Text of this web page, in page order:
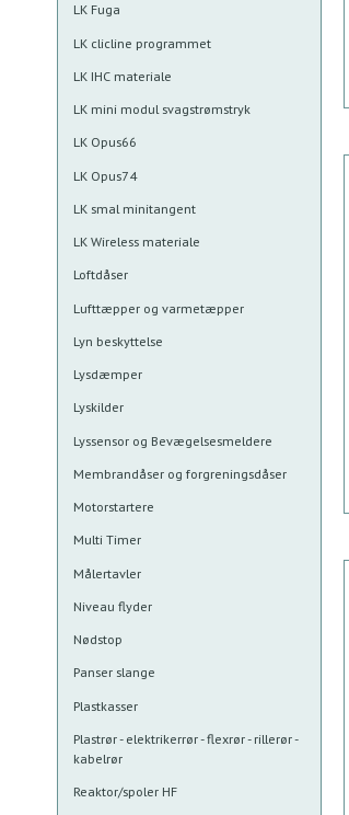
LK Fuga
LK clicline programmet
LK IHC materiale
LK mini modul svagstrømstryk
LK Opus66
LK Opus74
LK smal minitangent
LK Wireless materiale
Loftdåser
Lufttæpper og varmetæpper
Lyn beskyttelse
Lysdæmper
Lyskilder
Lyssensor og Bevægelsesmeldere
Membrandåser og forgreningsdåser
Motorstartere
Multi Timer
Målertavler
Niveau flyder
Nødstop
Panser slange
Plastkasser
Plastrør - elektrikerrør - flexrør - rillerør -
kabelrør
Reaktor/spoler HF